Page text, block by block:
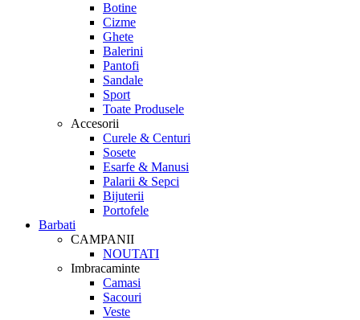
Botine
Cizme
Ghete
Balerini
Pantofi
Sandale
Sport
Toate Produsele
Accesorii
Curele & Centuri
Sosete
Esarfe & Manusi
Palarii & Sepci
Bijuterii
Portofele
Barbati
CAMPANII
NOUTATI
Imbracaminte
Camasi
Sacouri
Veste